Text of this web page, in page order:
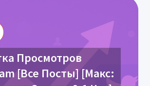
Просмотров
[Все Посты] [Макс: